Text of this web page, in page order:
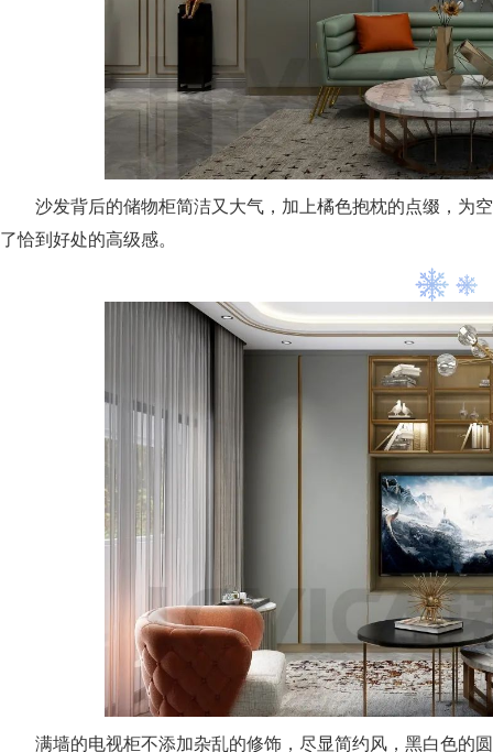
沙发背后的储物柜简洁又大气，加上橘色抱枕的点缀，为
了恰到好处的高级感。
满墙的电视柜不添加杂乱的修饰，尽显简约风，黑白色的